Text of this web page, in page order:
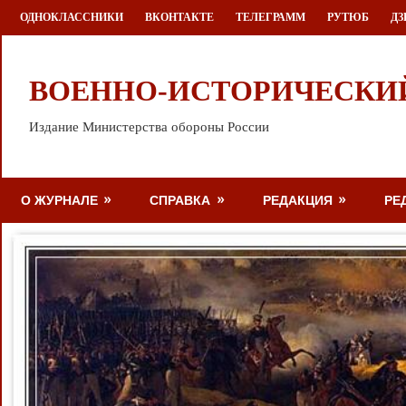
Перейти
к
ОДНОКЛАССНИКИ ВКОНТАКТЕ ТЕЛЕГРАММ РУТЮБ
ВОЕННО-
Издание Министерства обороны России
О ЖУРНАЛЕ СПРАВКА РЕДАКЦИЯ